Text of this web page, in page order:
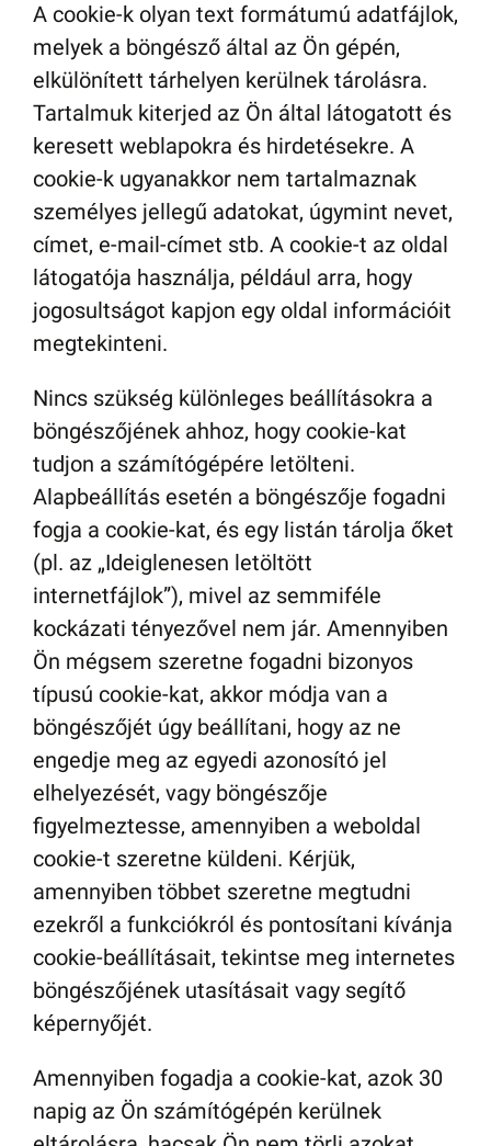
A cookie-k olyan text formátumú adatfájlok,
melyek a böngésző által az Ön gépén,
elkülönített tárhelyen kerülnek tárolásra.
Tartalmuk kiterjed az Ön által látogatott és
keresett weblapokra és hirdetésekre. A
cookie-k ugyanakkor nem tartalmaznak
személyes jellegű adatokat, úgymint nevet,
címet, e-mail-címet stb. A cookie-t az oldal
látogatója használja, például arra, hogy
jogosultságot kapjon egy oldal információit
megtekinteni.
Nincs szükség különleges beállításokra a
böngészőjének ahhoz, hogy cookie-kat
tudjon a számítógépére letölteni.
Alapbeállítás esetén a böngészője fogadni
fogja a cookie-kat, és egy listán tárolja őket
(pl. az „Ideiglenesen letöltött
internetfájlok”), mivel az semmiféle
kockázati tényezővel nem jár. Amennyiben
Ön mégsem szeretne fogadni bizonyos
típusú cookie-kat, akkor módja van a
böngészőjét úgy beállítani, hogy az ne
engedje meg az egyedi azonosító jel
elhelyezését, vagy böngészője
figyelmeztesse, amennyiben a weboldal
cookie-t szeretne küldeni. Kérjük,
amennyiben többet szeretne megtudni
ezekről a funkciókról és pontosítani kívánja
cookie-beállításait, tekintse meg internetes
böngészőjének utasításait vagy segítő
képernyőjét.
Amennyiben fogadja a cookie-kat, azok 30
napig az Ön számítógépén kerülnek